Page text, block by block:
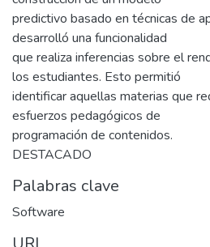
predictivo basado en técnicas de
desarrolló una funcionalidad
que realiza inferencias sobre el
los estudiantes. Esto permitió
identificar aquellas materias que
esfuerzos pedagógicos de
programación de contenidos.
DESTACADO
Palabras clave
Software